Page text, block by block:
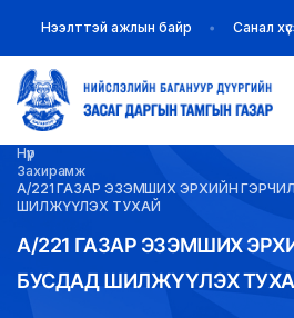
НҮҮР
МЭДЭЭ МЭДЭЭЛЭЛ
Нээлттэй ажлын байр Санал
Нүүр
Захирамж
А/221 ГАЗАР ЭЗЭМШИХ ЭРХИЙН
ШИЛЖҮҮЛЭХ ТУХАЙ
А/221 ГАЗАР ЭЗЭМШИХ
БУСДАД ШИЛЖҮҮЛЭХ